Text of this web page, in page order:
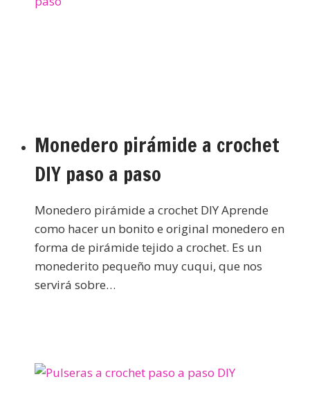
Monedero pirámide a crochet
DIY paso a paso
Monedero pirámide a crochet DIY Aprende
como hacer un bonito e original monedero en
forma de pirámide tejido a crochet. Es un
monederito pequeño muy cuqui, que nos
servirá sobre…